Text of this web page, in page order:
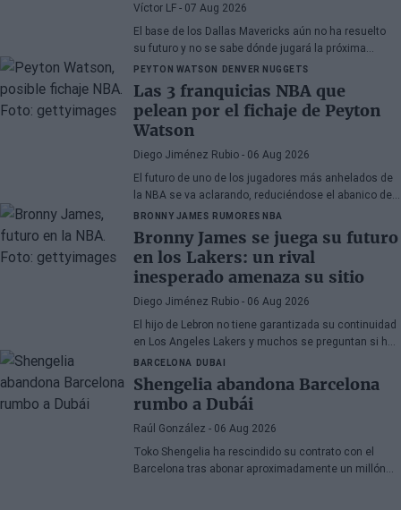
Víctor LF - 07 Aug 2026
El base de los Dallas Mavericks aún no ha resuelto
su futuro y no se sabe dónde jugará la próxima
temporada
PEYTON WATSON DENVER NUGGETS
Las 3 franquicias NBA que
pelean por el fichaje de Peyton
Watson
Diego Jiménez Rubio - 06 Aug 2026
El futuro de uno de los jugadores más anhelados de
la NBA se va aclarando, reduciéndose el abanico de
franquicias candidatas a tres.
BRONNY JAMES RUMORES NBA
Bronny James se juega su futuro
en los Lakers: un rival
inesperado amenaza su sitio
Diego Jiménez Rubio - 06 Aug 2026
El hijo de Lebron no tiene garantizada su continuidad
en Los Angeles Lakers y muchos se preguntan si ha
hecho méritos para seguir en la NBA.
BARCELONA DUBAI
Shengelia abandona Barcelona
rumbo a Dubái
Raúl González - 06 Aug 2026
Toko Shengelia ha rescindido su contrato con el
Barcelona tras abonar aproximadamente un millón